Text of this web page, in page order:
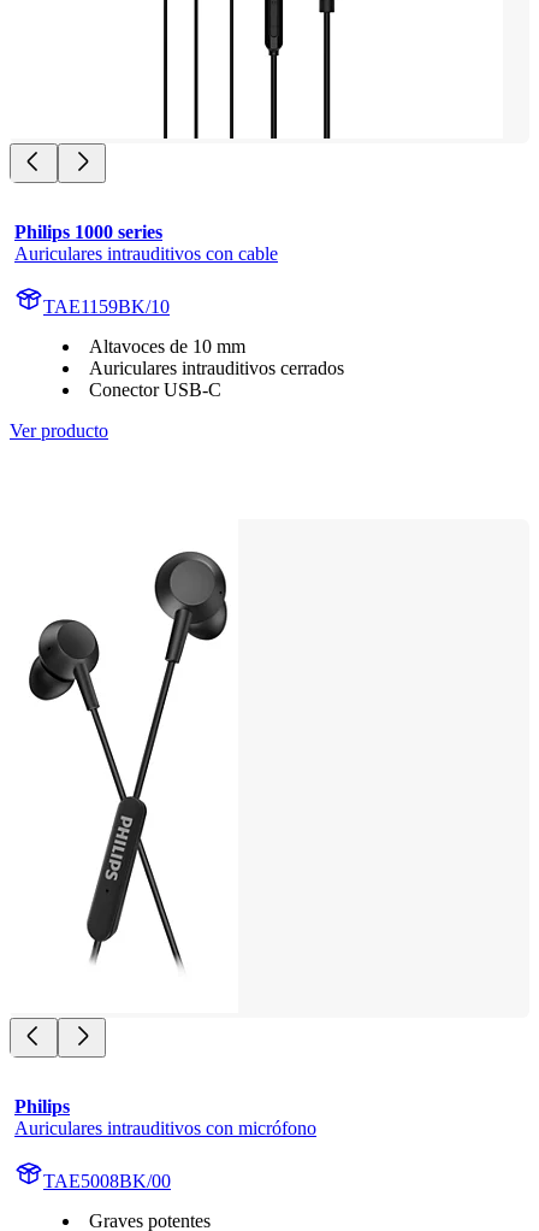
Philips 1000 series
Auriculares intrauditivos con cable
TAE1159BK/10
Altavoces de 10 mm
Auriculares intrauditivos cerrados
Conector USB-C
Ver producto
Philips
Auriculares intrauditivos con micrófono
TAE5008BK/00
Graves potentes